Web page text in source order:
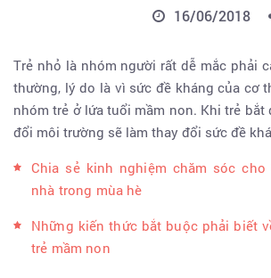
16/06/2018
Trẻ nhỏ là nhóm người rất dễ mắc phải
thường, lý do là vì sức đề kháng của cơ
nhóm trẻ ở lứa tuổi mầm non. Khi trẻ bắt
đổi môi trường sẽ làm thay đổi sức đề
Chia sẻ kinh nghiệm chăm sóc
nhà trong mùa hè
Những kiến thức bắt buộc phải biết
trẻ mầm non